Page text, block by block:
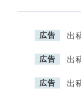
広告 出
広告 出
広告 出